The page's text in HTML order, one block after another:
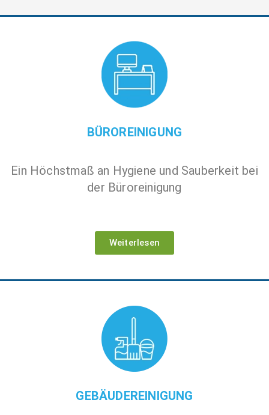
BÜROREINIGUNG
Ein Höchstmaß an Hygiene und Sauberkeit bei
der Büroreinigung
Weiterlesen
GEBÄUDEREINIGUNG